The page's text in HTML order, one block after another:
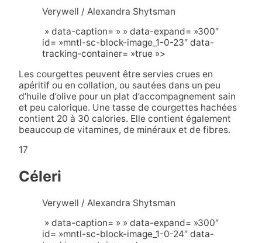
Verywell / Alexandra Shytsman
» data-caption= » » data-expand= »300″
id= »mntl-sc-block-image_1-0-23″ data-
tracking-container= »true »>
Les courgettes peuvent être servies crues en
apéritif ou en collation, ou sautées dans un peu
d’huile d’olive pour un plat d’accompagnement sain
et peu calorique. Une tasse de courgettes hachées
contient 20 à 30 calories. Elle contient également
beaucoup de vitamines, de minéraux et de fibres.
17
Céleri
Verywell / Alexandra Shytsman
» data-caption= » » data-expand= »300″
id= »mntl-sc-block-image_1-0-24″ data-